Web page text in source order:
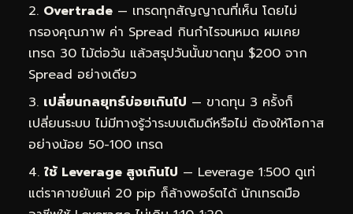
Overtrade — เทรดทุกสัญญาณที่เห็น โดยไม่
กรองคุณภาพ ค่า Spread กินกำไรจนหมด ผมเคย
เทรด 30 ไม้ต่อวัน แล้วสรุปวันนั้นขาดทุน $200 จาก
Spread อย่างเดียว
เปลี่ยนกลยุทธ์บ่อยเกินไป — ขาดทุน 3 ครั้งก็
เปลี่ยนระบบ ไม่มีทางรู้ว่าระบบเดิมดีหรือไม่ ต้องให้โอกาส
อย่างน้อย 50-100 เทรด
ใช้ Leverage สูงเกินไป — Leverage 1:500 ดูเท่
แต่ราคาขยับแค่ 20 pip ก็ล้างพอร์ตได้ นักเทรดมือ